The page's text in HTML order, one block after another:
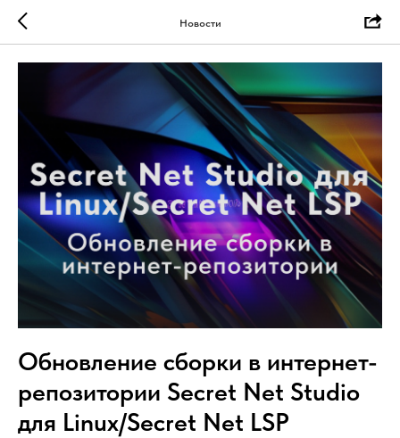
Новости
Обновление сборки в интернет-
репозитории Secret Net Studio
для Linux/Secret Net LSP